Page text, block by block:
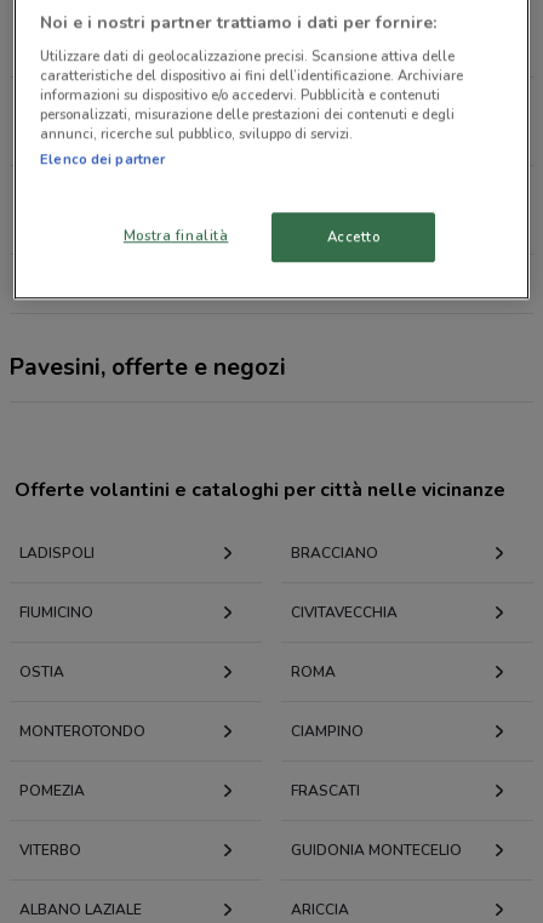
Viale Europa Ladispoli
879 m
APERTO
Via Odescalchi Ladispoli
1.1 km
APERTO
1.3 km
APERTO
Pavesini, offerte e negozi
Offerte volantini e cataloghi per città nelle vicinanze
LADISPOLI BRACCIANO
FIUMICINO CIVITAVECCHIA
OSTIA ROMA
MONTEROTONDO CIAMPINO
POMEZIA FRASCATI
VITERBO GUIDONIA MONTECELIO
ALBANO LAZIALE ARICCIA
Noi e i nostri partner trattiamo i dati per fornire:
Utilizzare dati di geolocalizzazione precisi. Scansione attiva delle
caratteristiche del dispositivo ai fini dell’identificazione. Archiviare
informazioni su dispositivo e/o accedervi. Pubblicità e contenuti
personalizzati, misurazione delle prestazioni dei contenuti e degli
annunci, ricerche sul pubblico, sviluppo di servizi.
Elenco dei partner
Mostra finalità Accetto